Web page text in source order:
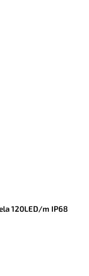
120LED/m IP68